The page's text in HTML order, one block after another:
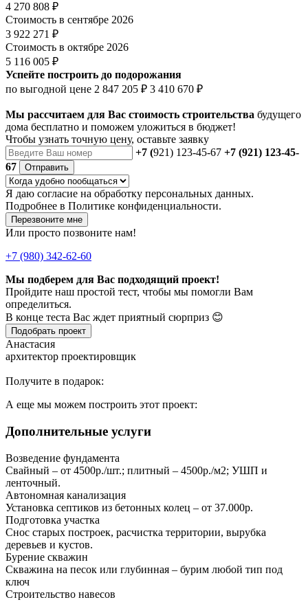
4 270 808 ₽
Стоимость в сентябре 2026
3 922 271 ₽
Стоимость в октябре 2026
5 116 005 ₽
Успейте построить до подорожания
по выгодной цене 2 847 205 ₽ 3 410 670 ₽
Мы рассчитаем для Вас стоимость строительства будущего
дома бесплатно и поможем уложиться в бюджет!
Чтобы узнать точную цену, оставьте заявку
+7 (921) 123-45-67 +7 (921) 123-45-
67
Отправить
Я даю согласие на обработку персональных данных.
Подробнее в Политике конфиденциальности.
Перезвоните мне
Или просто позвоните нам!
+7 (980) 342-62-60
Мы подберем для Вас подходящий проект!
Пройдите наш простой тест, чтобы мы помогли Вам
определиться.
В конце теста Вас ждет приятный сюрприз 😊
Подобрать проект
Анастасия
архитектор проектировщик
Получите в подарок:
А еще мы можем построить этот проект:
Дополнительные услуги
Возведение фундамента
Свайный – от 4500р./шт.; плитный – 4500р./м2; УШП и
ленточный.
Автономная канализация
Установка септиков из бетонных колец – от 37.000р.
Подготовка участка
Снос старых построек, расчистка территории, вырубка
деревьев и кустов.
Бурение скважин
Скважина на песок или глубинная – бурим любой тип под
ключ
Строительство навесов